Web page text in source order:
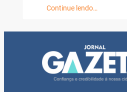
Continue lendo…